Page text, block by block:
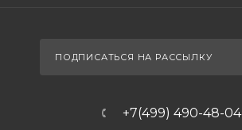
ПОДПИСАТЬСЯ НА РАССЫЛКУ
+7(499) 490-48-04